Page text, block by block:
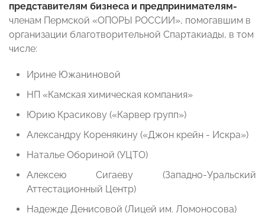
представителям бизнеса и предпринимателям-
членам Пермской «ОПОРЫ РОССИИ», помогавшим в
организации благотворительной Спартакиады, в том
числе:
Ирине Южаниновой
НП «Камская химическая компания»
Юрию Красикову («Карвер групп»)
Александру Коренякину («Джон крейн - Искра»)
Наталье Обориной (УЦТО)
Алексею Сигаеву (Западно-Уральский
Аттестационный Центр)
Надежде Денисовой (Лицей им. Ломоносова)